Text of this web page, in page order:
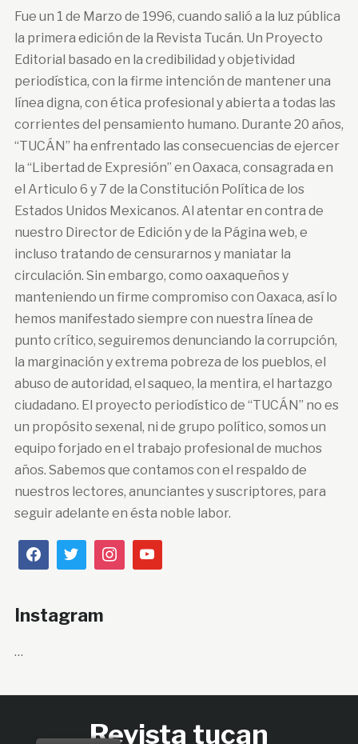
Fue un 1 de Marzo de 1996, cuando salió a la luz pública
la primera edición de la Revista Tucán. Un Proyecto
Editorial basado en la credibilidad y objetividad
periodística, con la firme intención de mantener una
línea digna, con ética profesional y abierta a todas las
corrientes del pensamiento humano. Durante 20 años,
“TUCÁN” ha enfrentado las consecuencias de ejercer
la “Libertad de Expresión” en Oaxaca, consagrada en
el Articulo 6 y 7 de la Constitución Política de los
Estados Unidos Mexicanos. Al atentar en contra de
nuestro Director de Edición y de la Página web, e
incluso tratando de censurarnos y maniatar la
circulación. Sin embargo, como oaxaqueños y
manteniendo un firme compromiso con Oaxaca, así lo
hemos manifestado siempre con nuestra línea de
punto crítico, seguiremos denunciando la corrupción,
la marginación y extrema pobreza de los pueblos, el
abuso de autoridad, el saqueo, la mentira, el hartazgo
ciudadano. El proyecto periodístico de “TUCÁN” no es
un propósito sexenal, ni de grupo político, somos un
equipo forjado en el trabajo profesional de muchos
años. Sabemos que contamos con el respaldo de
nuestros lectores, anunciantes y suscriptores, para
seguir adelante en ésta noble labor.
Instagram
…
Revista tucan